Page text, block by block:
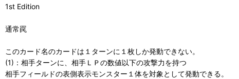
1st Edition
通常罠
このカード名のカードは１ターンに１枚しか発動できない。
(1)：相手ターンに、相手ＬＰの数値以下の攻撃力を持つ
相手フィールドの表側表示モンスター１体を対象として発動できる。